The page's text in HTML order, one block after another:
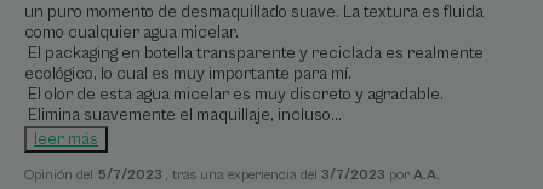
un puro momento de desmaquillado suave. La textura es fluida
como cualquier agua micelar.
ecológico, lo cual es muy importante para mí.
Elimina suavemente el maquillaje, incluso...
leer más
Opinión del 5/7/2023 , tras una experiencia del 3/7/2023 por A.A.